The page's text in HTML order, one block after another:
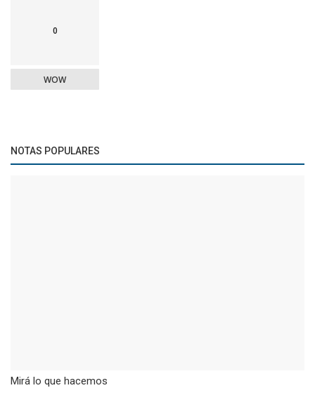
0
WOW
NOTAS POPULARES
Mirá lo que hacemos